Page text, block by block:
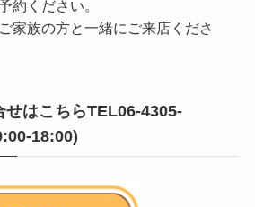
約ください。
家族の方と一緒にご来店くださ
せはこちらTEL06-4305-
18:00)